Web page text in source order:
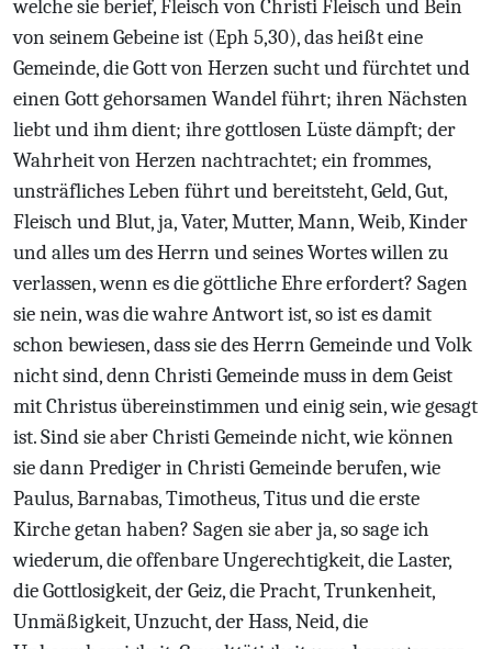
welche sie berief, Fleisch von Christi Fleisch und Bein
von seinem Gebeine ist (Eph 5,30), das heißt eine
Gemeinde, die Gott von Herzen sucht und fürchtet und
einen Gott gehorsamen Wandel führt; ihren Nächsten
liebt und ihm dient; ihre gottlosen Lüste dämpft; der
Wahrheit von Herzen nachtrachtet; ein frommes,
unsträfliches Leben führt und bereitsteht, Geld, Gut,
Fleisch und Blut, ja, Vater, Mutter, Mann, Weib, Kinder
und alles um des Herrn und seines Wortes willen zu
verlassen, wenn es die göttliche Ehre erfordert? Sagen
sie nein, was die wahre Antwort ist, so ist es damit
schon bewiesen, dass sie des Herrn Gemeinde und Volk
nicht sind, denn Christi Gemeinde muss in dem Geist
mit Christus übereinstimmen und einig sein, wie gesagt
ist. Sind sie aber Christi Gemeinde nicht, wie können
sie dann Prediger in Christi Gemeinde berufen, wie
Paulus, Barnabas, Timotheus, Titus und die erste
Kirche getan haben? Sagen sie aber ja, so sage ich
wiederum, die offenbare Ungerechtigkeit, die Laster,
die Gottlosigkeit, der Geiz, die Pracht, Trunkenheit,
Unmäßigkeit, Unzucht, der Hass, Neid, die